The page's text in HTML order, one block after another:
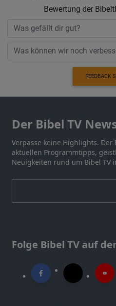
Bewertung der
FEEDBACK
Der Bibel TV
Verpasse keine Highlights. Der
aktuellen Programmtipps,
Neuigkeiten rund um Bibel TV
Folge Bibel TV auf